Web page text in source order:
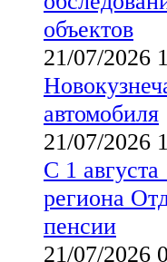
объектов
21/07/2026
автомобиля
21/07/2026
С 1
региона
пенсии
21/07/2026